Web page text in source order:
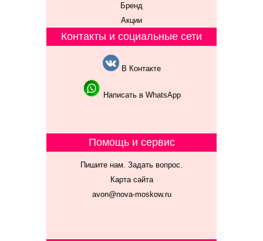
Бренд
Акции
Контакты и социальные сети
В Контакте
Написать в WhatsApp
Помощь и сервис
Пишите нам. Задать вопрос.
Карта сайта
avon@nova-moskow.ru